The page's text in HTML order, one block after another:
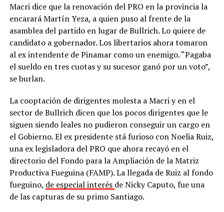
Macri dice que la renovación del PRO en la provincia la
encarará Martín Yeza, a quien puso al frente de la
asamblea del partido en lugar de Bullrich. Lo quiere de
candidato a gobernador. Los libertarios ahora tomaron
al ex intendente de Pinamar como un enemigo. “Pagaba
el sueldo en tres cuotas y su sucesor ganó por un voto”,
se burlan.
La cooptación de dirigentes molesta a Macri y en el
sector de Bullrich dicen que los pocos dirigentes que le
siguen siendo leales no pudieron conseguir un cargo en
el Gobierno. El ex presidente stá furioso con Noelia Ruiz,
una ex legisladora del PRO que ahora recayó en el
directorio del Fondo para la Ampliación de la Matriz
Productiva Fueguina (FAMP). La llegada de Ruiz al fondo
fueguino, de especial interés de Nicky Caputo, fue una
de las capturas de su primo Santiago.